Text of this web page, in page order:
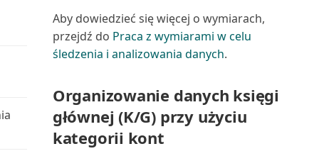
Zarządzanie intencją dostępu do
bazy danych w B...
usuwanie dokumentów...
Zarządzanie synchronizacją
danych głównych
aplikacji | Micros...
Używanie map online do
Używanie OCR do
przekształcania PDF w e-faktury
Skrócona klawiaturowa
instrukcja obsługi: tylk...
Sortowanie, wyszukiwanie i
filtrowanie danych n...
Lista środków trwałych (raport)
Miejsce użycia (najwyższy
Montaż na zamówienie:
Sprzedaż: informacje (r...
Aby dowiedzieć się więcej o wymiarach,
przejdź do Praca z wymiarami w celu
śledzenia i analizowania danych.
Organizowanie danych księgi
głównej (K/G) przy użyciu
kategorii kont